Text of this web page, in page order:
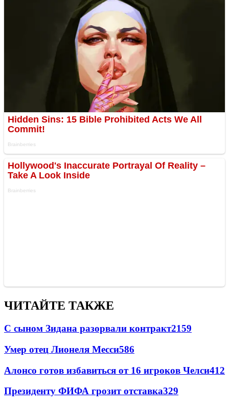
ЧИТАЙТЕ ТАКЖЕ
С сыном Зидана разорвали контракт2159
Умер отец Лионеля Месси586
Алонсо готов избавиться от 16 игроков Челси412
Президенту ФИФА грозит отставка329